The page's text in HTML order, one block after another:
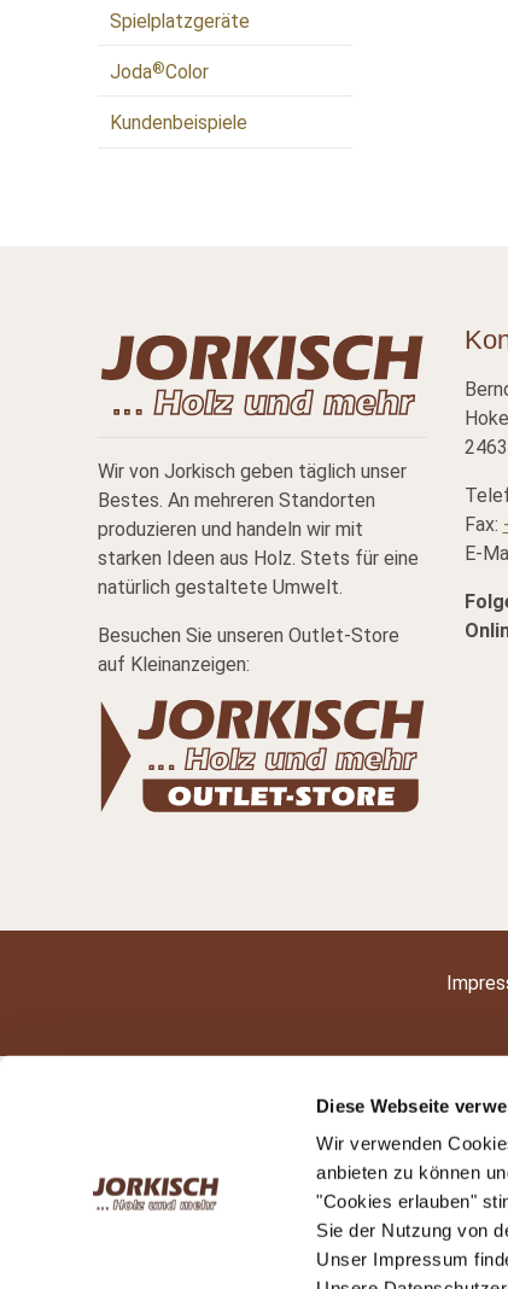
Diese Webseite
Wir verwenden
anbieten zu können
"Cookies erlauben"
Sie der Nutzung von
Unser Impressum
Spielplatzgeräte
Joda®Color
Kundenbeispiele
Wir von Jorkisch geben täglich unser
Bestes. An mehreren Standorten
produzieren und handeln wir mit
starken Ideen aus Holz. Stets für eine
natürlich gestaltete Umwelt.
Besuchen Sie unseren Outlet-Store
auf Kleinanzeigen:
Fax:
E-